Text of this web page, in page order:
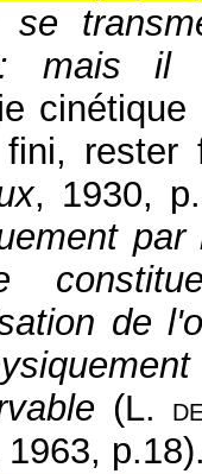
se
mais il
rester
, 1930,
de
(L.
1963,